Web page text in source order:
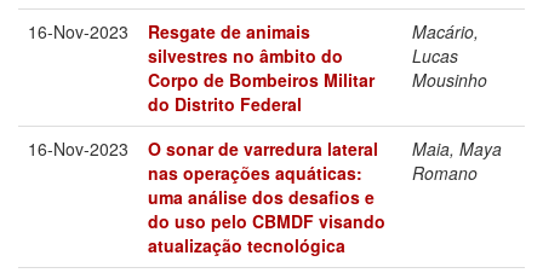
16-Nov-2023
Resgate de animais
silvestres no âmbito do
Corpo de Bombeiros Militar
do Distrito Federal
Macário,
Lucas
Mousinho
16-Nov-2023
O sonar de varredura lateral
nas operações aquáticas:
uma análise dos desafios e
do uso pelo CBMDF visando
atualização tecnológica
Maia, Maya
Romano